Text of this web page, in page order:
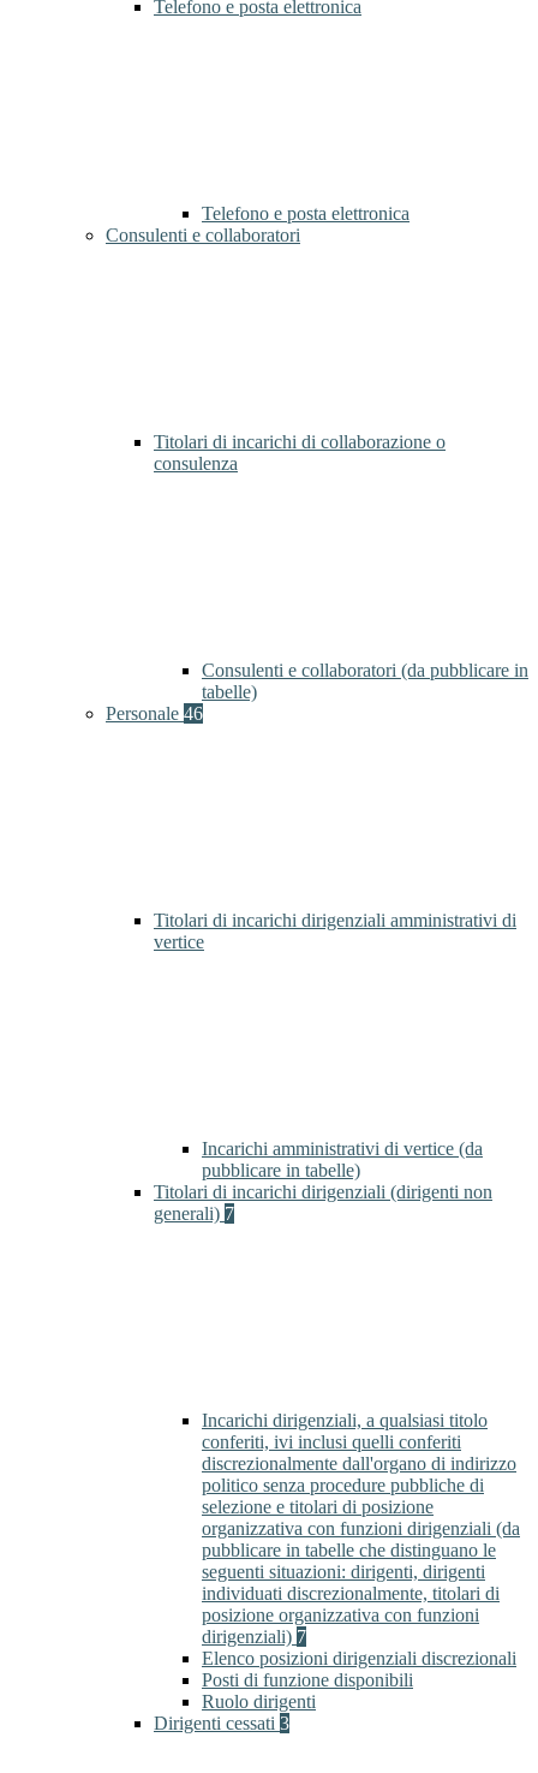
Telefono e posta elettronica
Telefono e posta elettronica
Consulenti e collaboratori
Titolari di incarichi di collaborazione o
consulenza
Consulenti e collaboratori (da pubblicare in
tabelle)
Personale 46
Titolari di incarichi dirigenziali amministrativi di
vertice
Incarichi amministrativi di vertice (da
pubblicare in tabelle)
Titolari di incarichi dirigenziali (dirigenti non
generali) 7
Incarichi dirigenziali, a qualsiasi titolo
conferiti, ivi inclusi quelli conferiti
discrezionalmente dall'organo di indirizzo
politico senza procedure pubbliche di
selezione e titolari di posizione
organizzativa con funzioni dirigenziali (da
pubblicare in tabelle che distinguano le
seguenti situazioni: dirigenti, dirigenti
individuati discrezionalmente, titolari di
posizione organizzativa con funzioni
dirigenziali) 7
Elenco posizioni dirigenziali discrezionali
Posti di funzione disponibili
Ruolo dirigenti
Dirigenti cessati 3